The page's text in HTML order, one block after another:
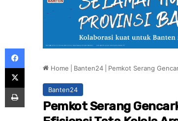
Home Banten24 Pemkot Serang
Banten24
Pemkot Serang
Facebook